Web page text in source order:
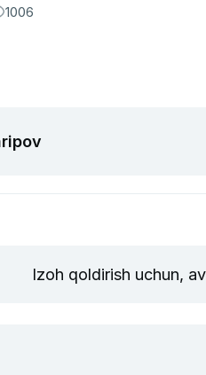
1006
Izoh qoldirish uchun,